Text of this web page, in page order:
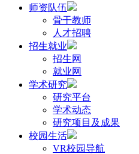
师资队伍
骨干教师
人才招聘
招生就业
招生网
就业网
学术研究
研究平台
学术动态
研究项目及成果
校园生活
VR校园导航